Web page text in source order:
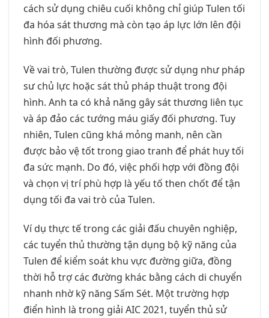
cách sử dụng chiêu cuối không chỉ giúp Tulen tối
đa hóa sát thương mà còn tạo áp lực lớn lên đội
hình đối phương.
Về vai trò, Tulen thường được sử dụng như pháp
sư chủ lực hoặc sát thủ pháp thuật trong đội
hình. Anh ta có khả năng gây sát thương liên tục
và áp đảo các tướng máu giấy đối phương. Tuy
nhiên, Tulen cũng khá mỏng manh, nên cần
được bảo vệ tốt trong giao tranh để phát huy tối
đa sức mạnh. Do đó, việc phối hợp với đồng đội
và chọn vị trí phù hợp là yếu tố then chốt để tận
dụng tối đa vai trò của Tulen.
Ví dụ thực tế trong các giải đấu chuyên nghiệp,
các tuyển thủ thường tận dụng bộ kỹ năng của
Tulen để kiểm soát khu vực đường giữa, đồng
thời hỗ trợ các đường khác bằng cách di chuyển
nhanh nhờ kỹ năng Sấm Sét. Một trường hợp
điển hình là trong giải AIC 2021, tuyển thủ sử